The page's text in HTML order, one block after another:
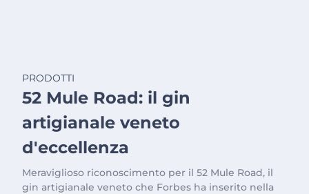
PRODOTTI
52 Mule Road: il gin
artigianale veneto
d'eccellenza
Meraviglioso riconoscimento per il 52 Mule Road, il
gin artigianale veneto che Forbes ha inserito nella